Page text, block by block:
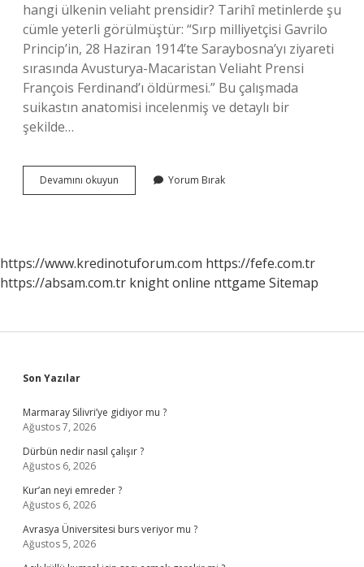
hangi ülkenin veliaht prensidir? Tarihî metinlerde şu
cümle yeterli görülmüştür: “Sırp milliyetçisi Gavrilo
Princip’in, 28 Haziran 1914’te Saraybosna’yı ziyareti
sırasında Avusturya-Macaristan Veliaht Prensi
François Ferdinand’ı öldürmesi.” Bu çalışmada
suikastın anatomisi incelenmiş ve detaylı bir
şekilde…
Devamını okuyun
Ferdinand
Yorum Bırak
https://www.kredinotuforum.com https://fefe.com.tr
https://absam.com.tr knight online nttgame Sitemap
Sidebar
Son Yazılar
Marmaray Silivri’ye gidiyor mu ?
Ağustos 7, 2026
Dürbün nedir nasıl çalışır ?
Ağustos 6, 2026
Kur’an neyi emreder ?
Ağustos 6, 2026
Avrasya Üniversitesi burs veriyor mu ?
Ağustos 5, 2026